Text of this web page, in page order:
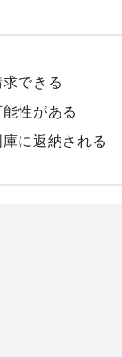
できる
性がある
に返納される